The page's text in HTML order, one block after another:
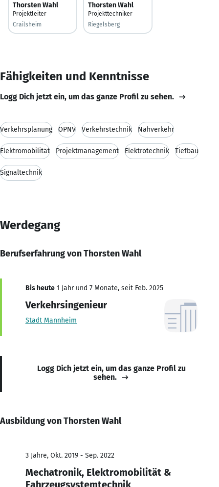
Thorsten Wahl
Projektleiter
Crailsheim
Thorsten Wahl
Projekttechniker
Riegelsberg
Fähigkeiten und Kenntnisse
Logg Dich jetzt ein, um das ganze Profil zu sehen.
Verkehrsplanung ÖPNV Verkehrstechnik Nahverkehr
Elektromobilität Projektmanagement Elektrotechnik Tiefbau
Signaltechnik
Werdegang
Berufserfahrung von Thorsten Wahl
Bis heute 1 Jahr und 7 Monate, seit Feb. 2025
Verkehrsingenieur
Stadt Mannheim
Logg Dich jetzt ein, um das ganze Profil zu
sehen.
Ausbildung von Thorsten Wahl
3 Jahre, Okt. 2019 - Sep. 2022
Mechatronik, Elektromobilität &
Fahrzeugsystemtechnik